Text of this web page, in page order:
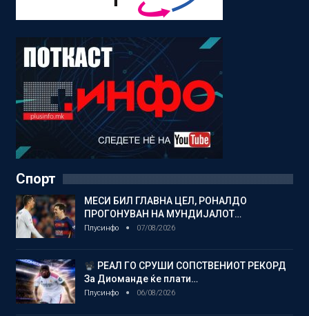
Спорт
МЕСИ БИЛ ГЛАВНА ЦЕЛ, РОНАЛДО
ПРОГОНУВАН НА МУНДИЈАЛОТ…
Плусинфо 07/08/2026
РЕАЛ ГО СРУШИ СОПСТВЕНИОТ РЕКОРД
За Диоманде ќе плати…
Плусинфо 06/08/2026